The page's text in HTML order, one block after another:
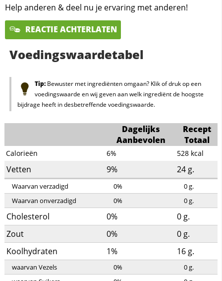
Help anderen & deel nu je ervaring met anderen!
REACTIE ACHTERLATEN
Voedingswaardetabel
Tip:Bewuster met ingrediënten omgaan? Klik of druk op een
voedingswaarde en wij geven aan welk ingrediënt de hoogste
bijdrage heeft in desbetreffende voedingswaarde.
Dagelijks
Aanbevolen
Recept
Totaal
Calorieën 6% 528 kcal
Vetten 9% 24 g.
Waarvan verzadigd 0% 0g.
Waarvan onverzadigd
0% 0g.
Cholesterol 0% 0 g.
Zout
0% 0 g.
Koolhydraten
1% 16 g.
waarvan Vezels 0% 0g.